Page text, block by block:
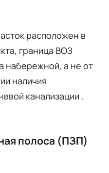
расположен в
граница ВОЗ
набережной, а не от
наличия
канализации .
полоса (ПЗП)